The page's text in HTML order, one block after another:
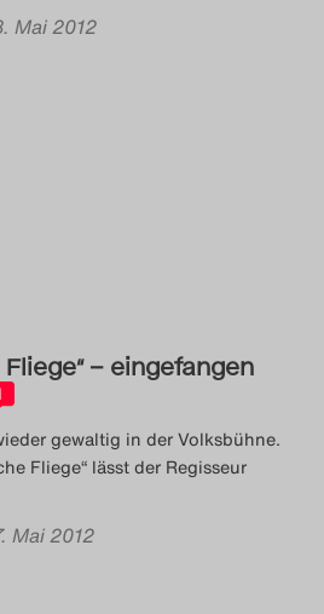
Mai 2012
– eingefangen
gewaltig in der Volksbühne.
Fliege“ lässt der Regisseur
Mai 2012